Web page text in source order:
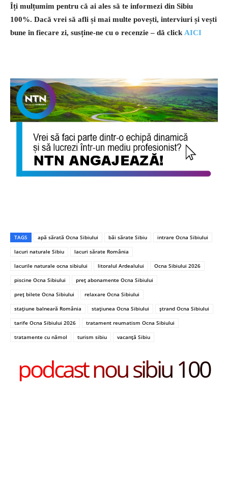
Îți mulțumim pentru că ai ales să te informezi din Sibiu
100%. Dacă vrei să afli și mai multe povești, interviuri și vești
bune în fiecare zi, susține-ne cu o recenzie – dă click AICI
TAGS apă sărată Ocna Sibiului băi sărate Sibiu
intrare Ocna Sibiului
lacuri naturale Sibiu
lacuri sărate România
lacurile naturale ocna sibiului
litoralul Ardealului
Ocna Sibiului 2026
piscine Ocna Sibiului
preț abonamente Ocna Sibiului
preț bilete Ocna Sibiului
relaxare Ocna Sibiului
stațiune balneară România
stațiunea Ocna Sibiului
ștrand Ocna Sibiului
tarife Ocna Sibiului 2026
tratament reumatism Ocna Sibiului
tratamente cu nămol
turism sibiu vacanță Sibiu
podcast nou sibiu 100